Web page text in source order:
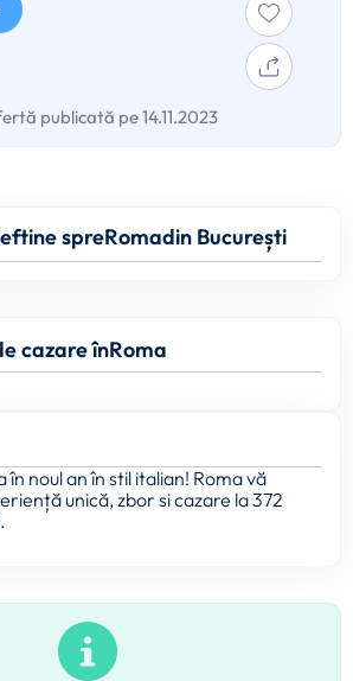
publicată pe 14.11.2023
spreRomadin București
cazare înRoma
noul an în stil italian! Roma vă
unică, zbor si cazare la 372